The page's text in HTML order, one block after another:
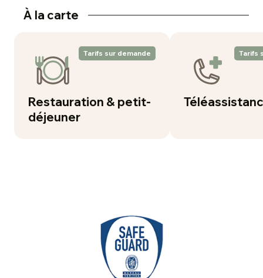
À la carte
Tarifs sur demande
Restauration & petit-
déjeuner
Tarifs